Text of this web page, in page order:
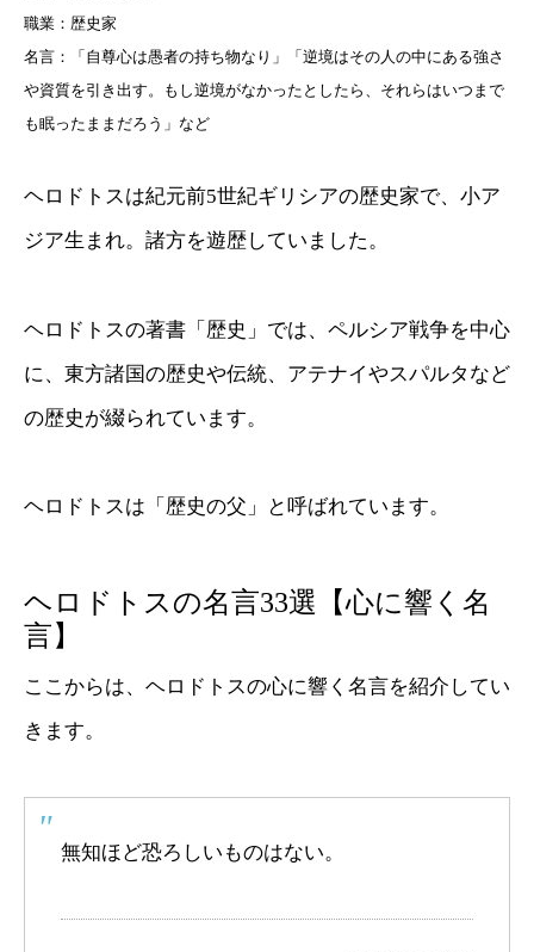
職業：歴史家
名言：「自尊心は愚者の持ち物なり」「逆境はその人の中にある強さ
や資質を引き出す。もし逆境がなかったとしたら、それらはいつまで
も眠ったままだろう」など
ヘロドトスは紀元前5世紀ギリシアの歴史家で、小ア
ジア生まれ。諸方を遊歴していました。
ヘロドトスの著書「歴史」では、ペルシア戦争を中心
に、東方諸国の歴史や伝統、アテナイやスパルタなど
の歴史が綴られています。
ヘロドトスは「歴史の父」と呼ばれています。
ヘロドトスの名言33選【心に響く名
言】
ここからは、ヘロドトスの心に響く名言を紹介してい
きます。
無知ほど恐ろしいものはない。